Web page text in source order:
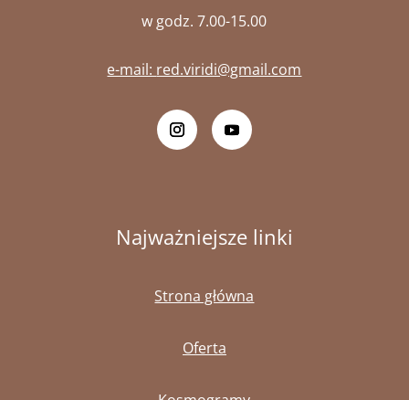
w godz. 7.00-15.00
e-mail: red.viridi@gmail.com
Najważniejsze linki
Strona główna
Oferta